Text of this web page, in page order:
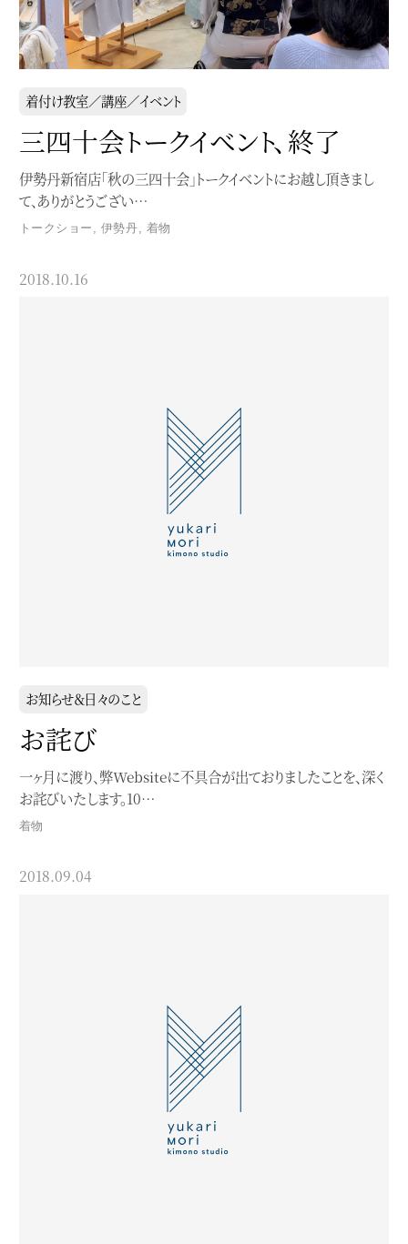
着付け教室／講座／イベント
三四十会トークイベント、終了
伊勢丹新宿店「秋の三四十会」トークイベントにお越し頂きまし
て、ありがとうござい…
トークショー , 伊勢丹, 着物
2018.10.16
お知らせ＆日々のこと
お詫び
一ヶ月に渡り、弊Websiteに不具合が出ておりましたことを、深く
お詫びいたします。10…
着物
2018.09.04